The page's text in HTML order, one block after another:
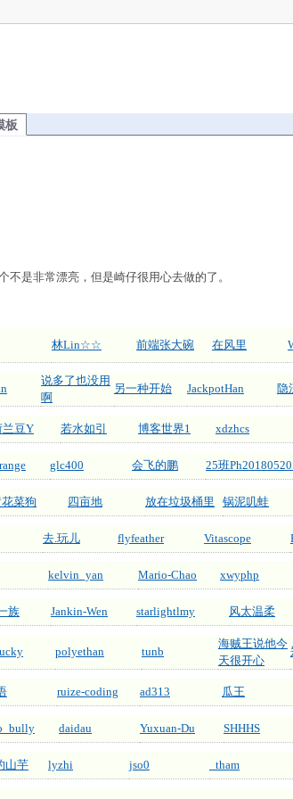
板
不是非常漂亮，但是崎仔很用心去做的了。
林Lin☆☆ 前端张大碗 在风里
说多了也没用
啊
另一种开始 JackpotHan 隐
兰豆Y 若水如引 博客世界1 xdzhcs
glc400 会飞的鹏 25班
菜狗 四亩地 放在垃圾桶里 锅泥叽蛙
去.玩儿 flyfeather Vitascope
kelvin_yan Mario-Chao xwyphp
族 Jankin-Wen starlightlmy 风太温柔
polyethan tunb
海贼王说他今
天很开心
ruize-coding ad313 瓜王
daidau Yuxuan-Du SHHHS
山芋 lyzhi jso0 _tham